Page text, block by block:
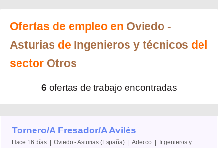
Ofertas de empleo en Oviedo -
Asturias de Ingenieros y técnicos del
sector Otros
6 ofertas de trabajo encontradas
Tornero/A Fresador/A Avilés
Hace 16 días | Oviedo - Asturias (España) | Adecco | Ingenieros y